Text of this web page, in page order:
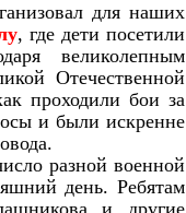
для наших
, где дети посетили
великолепным
Отечественной
проходили бои за
и были искренне
разной военной
день. Ребятам
и другие